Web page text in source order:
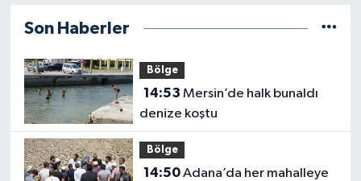
Son Haberler
Bölge
14:53
denize koştu
Bölge
14:50Adana’da her mahalleye